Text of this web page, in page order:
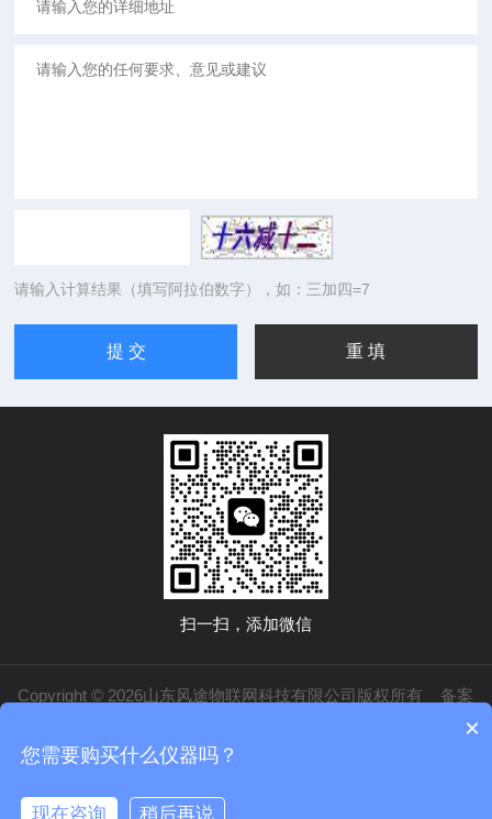
请输入计算结果（填写阿拉伯数字），如：三加四=7
扫一扫，添加微信
Copyright © 2026山东风途物联网科技有限公司版权所有 备案
技术支持：化工仪器网
鲁公网安备37079402370840
×
您需要购买什么仪器吗？
现在咨询 稍后再说